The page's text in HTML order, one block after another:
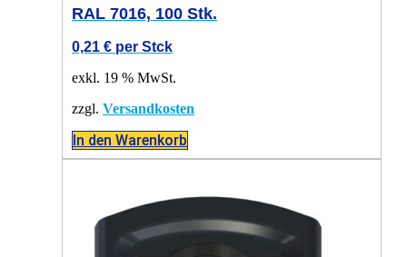
RAL 7016, 100 Stk.
0,21 € per Stck
exkl. 19 % MwSt.
zzgl. Versandkosten
In den Warenkorb